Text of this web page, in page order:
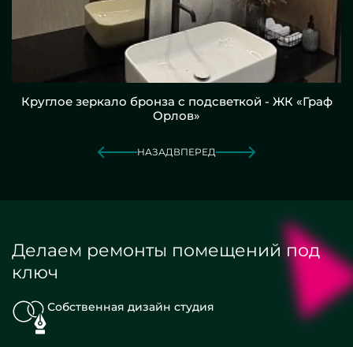
Круглое зеркало бронза с подсветкой - ЖК «Граф
Орлов»
НАЗАДВПЕРЕД
Делаем ремонты помещений под
ключ
Собственная дизайн студия